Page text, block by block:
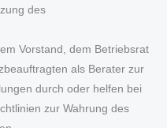
des
Vorstand, dem Betriebsrat
als Berater zur
durch oder helfen bei
zur Wahrung des